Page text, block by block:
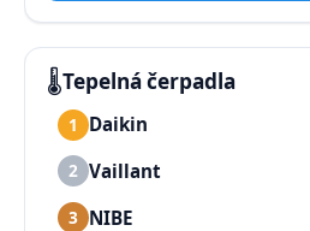
🌡️Tepelná čerpadla
1 Daikin
2 Vaillant
3 NIBE